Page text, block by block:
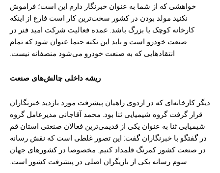
خواهشی که از شما به عنوان خبرنگار دارم این است؛ فراموش
نکنید مولد بودن در کشور سخت‌ترین کار است فارغ از اینکه
کارخانه کوچک یا بزرگ باشد. عمده فعالیت شرکت امید فنر در
صنعت خودرو است و باید این نکته حتما عنوان شود که تمام
انتقاد‌هایی که به صنعت خودرو می‌شود منصفانه نیست.
ریشه‌ داخلی چالش‌های صنعت
دیگر کارخانه‌ای که در اردوی راهیان پیشرفت مورد بازدید خبرنگاران
قرار گرفت گروه شیمیایی ثنا بود. محمد آقاجانی مدیرعامل گروه
شیمیایی ثنا به عنوان یکی از قدیمی‌ترین فعالان صنعتی استان قم
در گفتگو با خبرنگاران گفت: این تصور غلطی است که نقش رسانه
در صنعت کشور کمرنگ قلمداد کنیم. مخصوصا در کشورهای جهان
سوم رسانه یکی از بازیگران اصلی در پیشرفت کشور است.